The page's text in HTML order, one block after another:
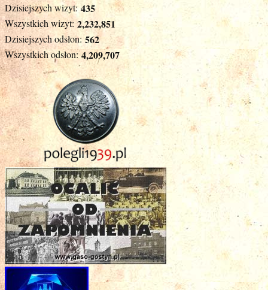
Dzisiejszych wizyt: 435
Wszystkich wizyt: 2,232,851
Dzisiejszych odsłon: 562
Wszystkich odsłon: 4,209,707